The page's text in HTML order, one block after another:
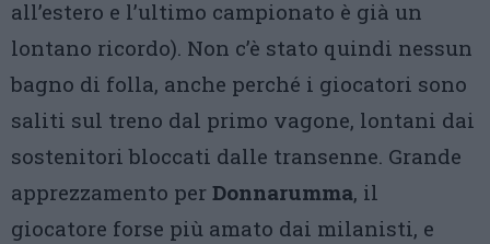
all’estero e l’ultimo campionato è già un
lontano ricordo). Non c’è stato quindi nessun
bagno di folla, anche perché i giocatori sono
saliti sul treno dal primo vagone, lontani dai
sostenitori bloccati dalle transenne. Grande
apprezzamento per Donnarumma, il
giocatore forse più amato dai milanisti, e